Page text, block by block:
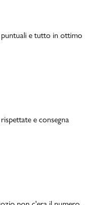
puntuali e tutto in ottimo
e consegna